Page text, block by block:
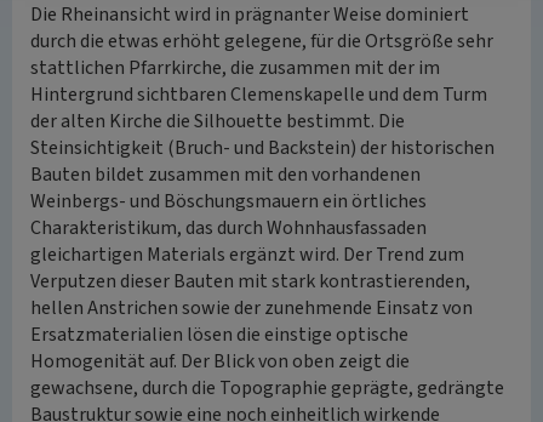
Die Rheinansicht wird in prägnanter Weise dominiert
durch die etwas erhöht gelegene, für die Ortsgröße sehr
stattlichen Pfarrkirche, die zusammen mit der im
Hintergrund sichtbaren Clemenskapelle und dem Turm
der alten Kirche die Silhouette bestimmt. Die
Steinsichtigkeit (Bruch- und Backstein) der historischen
Bauten bildet zusammen mit den vorhandenen
Weinbergs- und Böschungsmauern ein örtliches
Charakteristikum, das durch Wohnhausfassaden
gleichartigen Materials ergänzt wird. Der Trend zum
Verputzen dieser Bauten mit stark kontrastierenden,
hellen Anstrichen sowie der zunehmende Einsatz von
Ersatzmaterialien lösen die einstige optische
Homogenität auf. Der Blick von oben zeigt die
gewachsene, durch die Topographie geprägte, gedrängte
Baustruktur sowie eine noch einheitlich wirkende